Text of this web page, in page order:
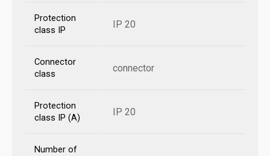
Protection
class IP
IP 20
Connector
class
connector
Protection
class IP (A)
IP 20
Number of